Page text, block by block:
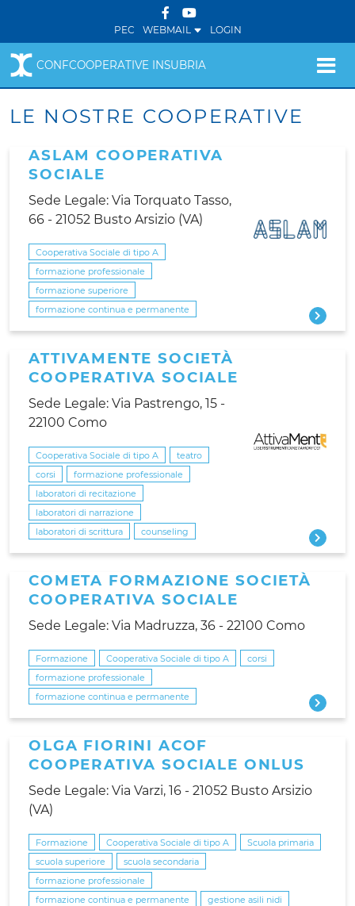
PEC WEBMAIL LOGIN
CONFCOOPERATIVE INSUBRIA
LE NOSTRE COOPERATIVE
ASLAM COOPERATIVA
SOCIALE
Sede Legale: Via Torquato Tasso,
66 - 21052 Busto Arsizio (VA)
Cooperativa Sociale di tipo A
formazione professionale
formazione superiore
formazione continua e permanente
ATTIVAMENTE SOCIETÀ
COOPERATIVA SOCIALE
Sede Legale: Via Pastrengo, 15 -
22100 Como
Cooperativa Sociale di tipo A
teatro
corsi
formazione professionale
laboratori di recitazione
laboratori di narrazione
laboratori di scrittura
counseling
COMETA FORMAZIONE SOCIETÀ
COOPERATIVA SOCIALE
Sede Legale: Via Madruzza, 36 - 22100 Como
Formazione Cooperativa Sociale di tipo A
corsi
formazione professionale
formazione continua e permanente
OLGA FIORINI ACOF
COOPERATIVA SOCIALE ONLUS
Sede Legale: Via Varzi, 16 - 21052 Busto Arsizio
(VA)
Formazione Cooperativa Sociale di tipo A
Scuola primaria
scuola superiore
scuola secondaria
formazione professionale
formazione continua e permanente
gestione asili nidi